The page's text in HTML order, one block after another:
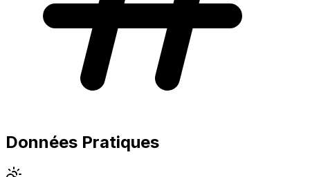
Données Pratiques